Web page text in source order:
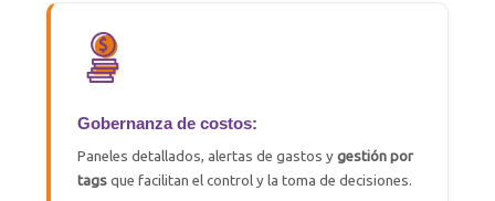
Gobernanza de costos:
Paneles detallados, alertas de gastos ygestión por
tags que facilitan el control y la toma de decisiones.